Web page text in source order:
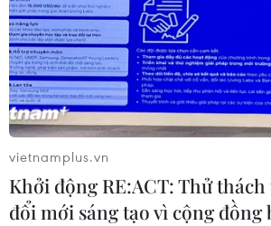
vietnamplus.vn
Khởi động RE:ACT: Thử
đổi mới sáng tạo vì cộng đồng